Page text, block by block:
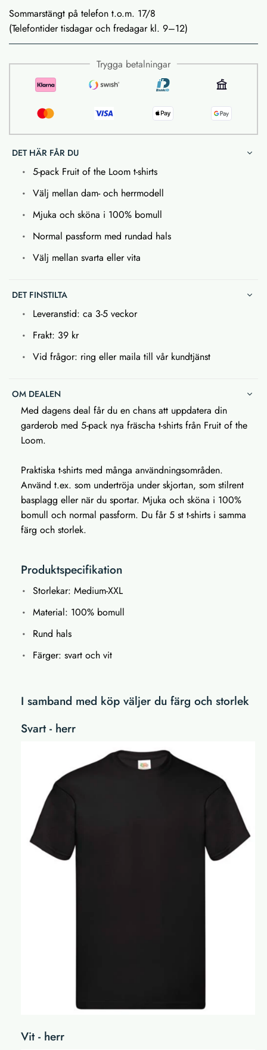
Sommarstängt på telefon t.o.m. 17/8
(Telefontider tisdagar och fredagar kl. 9–12)
Trygga betalningar
DET HÄR FÅR DU
5-pack Fruit of the Loom t-shirts
Välj mellan dam- och herrmodell
Mjuka och sköna i 100% bomull
Normal passform med rundad hals
Välj mellan svarta eller vita
DET FINSTILTA
Leveranstid: ca 3-5 veckor
Frakt: 39 kr
Vid frågor: ring eller maila till vår kundtjänst
OM DEALEN
Med dagens deal får du en chans att uppdatera din
garderob med 5-pack nya fräscha t-shirts från Fruit of the
Loom.
Praktiska t-shirts med många användningsområden.
Använd t.ex. som undertröja under skjortan, som stilrent
basplagg eller när du sportar. Mjuka och sköna i 100%
bomull och normal passform. Du får 5 st t-shirts i samma
färg och storlek.
Produktspecifikation
Storlekar: Medium-XXL
Material: 100% bomull
Rund hals
Färger: svart och vit
I samband med köp väljer du färg och storlek
Svart - herr
Vit - herr